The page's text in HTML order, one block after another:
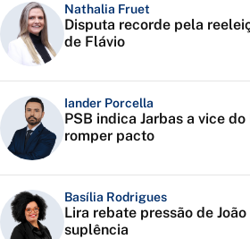
Nathalia Fruet
Disputa recorde pela
de Flávio
Iander Porcella
PSB indica Jarbas a vice
romper pacto
Basília Rodrigues
Lira rebate pressão de
suplência